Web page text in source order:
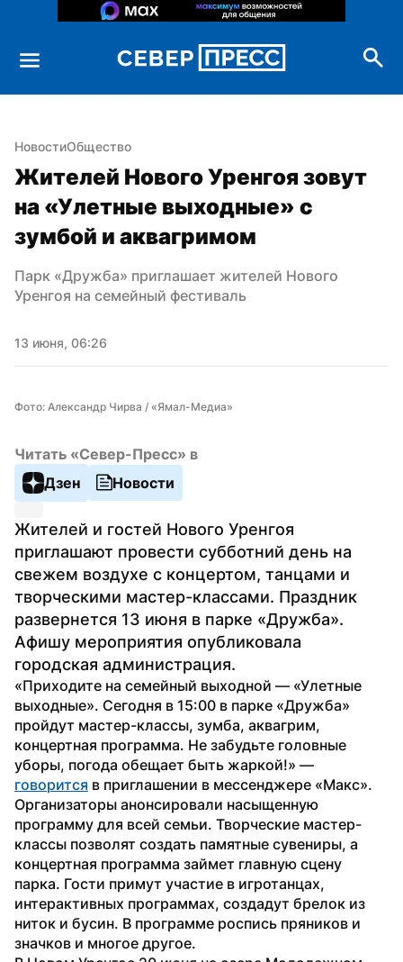
НовостиОбщество
Жителей Нового Уренгоя зовут
на «Улетные выходные» с
зумбой и аквагримом
Парк «Дружба» приглашает жителей Нового
Уренгоя на семейный фестиваль
13 июня, 06:26
Фото: Александр Чирва / «Ямал-Медиа»
Читать «Север-Пресс» в
Дзен
Новости
Жителей и гостей Нового Уренгоя
приглашают провести субботний день на
свежем воздухе с концертом, танцами и
творческими мастер-классами. Праздник
развернется 13 июня в парке «Дружба».
Афишу мероприятия опубликовала
городская администрация.
«Приходите на семейный выходной — «Улетные
выходные». Сегодня в 15:00 в парке «Дружба»
пройдут мастер-классы, зумба, аквагрим,
концертная программа. Не забудьте головные
говорится в приглашении в мессенджере «Макс».
Организаторы анонсировали насыщенную
программу для всей семьи. Творческие мастер-
классы позволят создать памятные сувениры, а
концертная программа займет главную сцену
парка. Гости примут участие в игротанцах,
интерактивных программах, создадут брелок из
ниток и бусин. В программе роспись пряников и
значков и многое другое.